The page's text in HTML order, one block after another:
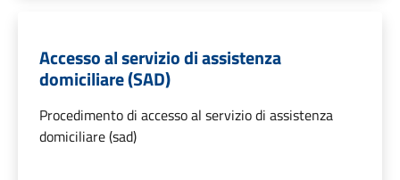
Accesso al servizio di assistenza
domiciliare (SAD)
Procedimento di accesso al servizio di assistenza
domiciliare (sad)